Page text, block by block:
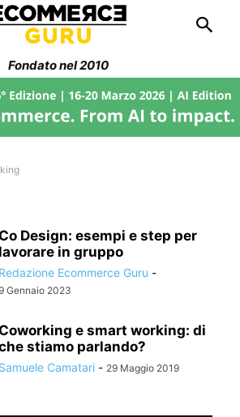
Fondato nel 2010
Design: esempi e step per
lavorare in gruppo
Redazione Ecommerce Guru -
Gennaio 2023
e smart working: di
stiamo parlando?
Samuele Camatari - 29 Maggio 2019